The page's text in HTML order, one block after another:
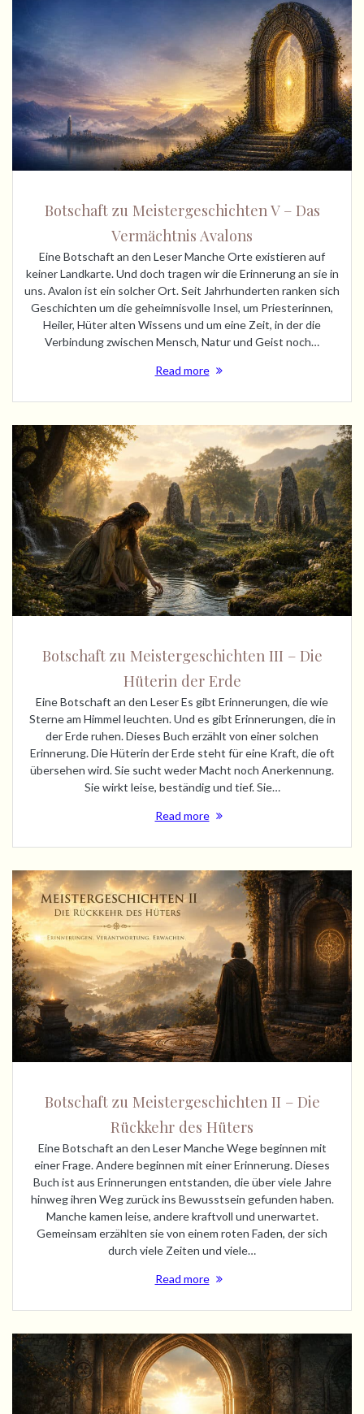
Botschaft zu Meistergeschichten V – Das
Vermächtnis Avalons
Eine Botschaft an den Leser Manche Orte existieren auf
keiner Landkarte. Und doch tragen wir die Erinnerung an sie in
uns. Avalon ist ein solcher Ort. Seit Jahrhunderten ranken sich
Geschichten um die geheimnisvolle Insel, um Priesterinnen,
Heiler, Hüter alten Wissens und um eine Zeit, in der die
Verbindung zwischen Mensch, Natur und Geist noch…
Read more
Botschaft zu Meistergeschichten III – Die
Hüterin der Erde
Eine Botschaft an den Leser Es gibt Erinnerungen, die wie
Sterne am Himmel leuchten. Und es gibt Erinnerungen, die in
der Erde ruhen. Dieses Buch erzählt von einer solchen
Erinnerung. Die Hüterin der Erde steht für eine Kraft, die oft
übersehen wird. Sie sucht weder Macht noch Anerkennung.
Sie wirkt leise, beständig und tief. Sie…
Read more
Botschaft zu Meistergeschichten II – Die
Rückkehr des Hüters
Eine Botschaft an den Leser Manche Wege beginnen mit
einer Frage. Andere beginnen mit einer Erinnerung. Dieses
Buch ist aus Erinnerungen entstanden, die über viele Jahre
hinweg ihren Weg zurück ins Bewusstsein gefunden haben.
Manche kamen leise, andere kraftvoll und unerwartet.
Gemeinsam erzählten sie von einem roten Faden, der sich
durch viele Zeiten und viele…
Read more